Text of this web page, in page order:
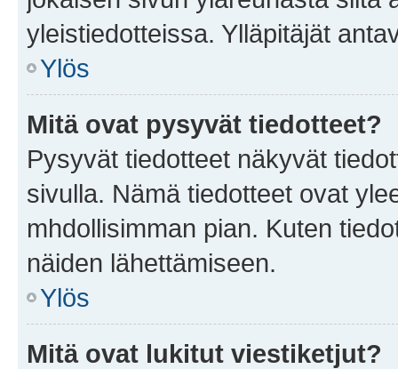
yleistiedotteissa. Ylläpitäjät
Ylös
Mitä ovat pysyvät tiedotteet?
Pysyvät tiedotteet näkyvät
sivulla. Nämä tiedotteet ovat
mhdollisimman pian. Kuten
näiden lähettämiseen.
Ylös
Mitä ovat lukitut viestiketjut?